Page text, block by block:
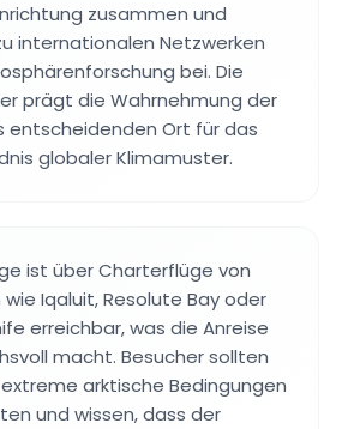
zusammen und
internationalen Netzwerken
bei. Die
prägt die Wahrnehmung der
entscheidenden Ort für das
globaler Klimamuster.
ist über Charterflüge von
Iqaluit, Resolute Bay oder
erreichbar, was die Anreise
macht. Besucher sollten
arktische Bedingungen
und wissen, dass der